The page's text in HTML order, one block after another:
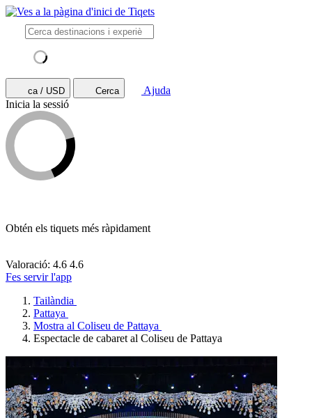
ca / USD Cerca
Ajuda
Inicia la sessió
Obtén els tiquets més ràpidament
Valoració: 4.6 4.6
Fes servir l'app
Tailàndia
Pattaya
Mostra al Coliseu de Pattaya
Espectacle de cabaret al Coliseu de Pattaya